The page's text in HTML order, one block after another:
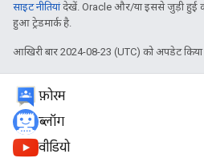
साइट नीतियांदेखें. Oracle और/या इससे जुड़ी हुई
हुआ ट्रेडमार्क है.
आखिरी बार 2024-08-23 (UTC) को अपडेट किया
फ़ोरम
ब्लॉग
वीडियो